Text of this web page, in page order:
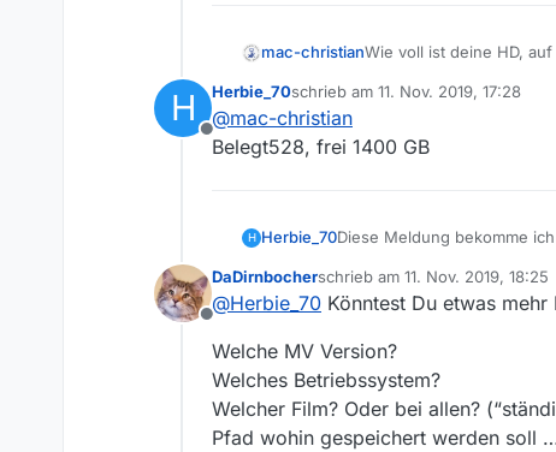
mac-christianWie voll ist deine HD,
H
Offline
Herbie_70schrieb am 11. Nov. 2019, 17:28
zuletzt editiert von
@mac-christian
Belegt528, frei 1400 GB
H Herbie_70Diese Meldung bekomme
Offline
DaDirnbocherschrieb am 11. Nov. 2019, 18:25
zuletzt editiert von
@Herbie_70 Könntest Du etwas
Welche MV Version?
Welches Betriebssystem?
Welcher Film? Oder bei allen?
Pfad wohin gespeichert werden soll